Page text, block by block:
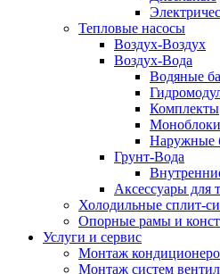
Тепловые насосы
Воздух-Воздух
Воздух-Вода
Водяные
Комплекты
Моноблоки
Наружные
Грунт-Вода
Аксессуары для
Холодильные сплит-
Опорные рамы и
Услуги и сервис
Монтаж
Монтаж систем